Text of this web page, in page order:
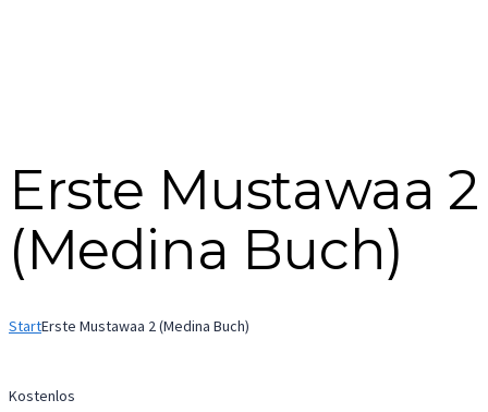
Erste Mustawaa 2
(Medina Buch)
StartErste Mustawaa 2 (Medina Buch)
Kostenlos